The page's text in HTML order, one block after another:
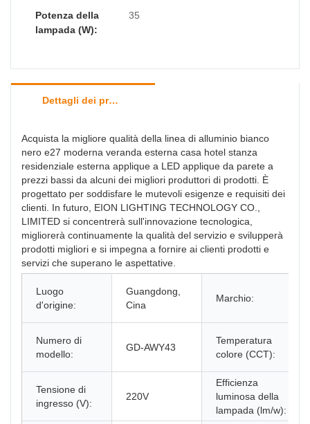
Potenza della
lampada (W):
35
Dettagli dei prodotti
Acquista la migliore qualità della linea di alluminio bianco
nero e27 moderna veranda esterna casa hotel stanza
residenziale esterna applique a LED applique da parete a
prezzi bassi da alcuni dei migliori produttori di prodotti. È
progettato per soddisfare le mutevoli esigenze e requisiti dei
clienti. In futuro, EION LIGHTING TECHNOLOGY CO.,
LIMITED si concentrerà sull'innovazione tecnologica,
migliorerà continuamente la qualità del servizio e svilupperà
prodotti migliori e si impegna a fornire ai clienti prodotti e
servizi che superano le aspettative.
Luogo
d'origine:
Guangdong,
Cina
Marchio:
Numero di
modello:
GD-AWY43
Temperatura
colore (CCT):
Tensione di
ingresso (V):
220V
Efficienza
luminosa della
lampada (lm/w):